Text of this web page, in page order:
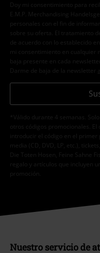
Doy mi consentimiento para
E.M.P. Merchandising
personales con el fin de
sobre su oferta. El tratamiento
de acuerdo con lo establecido en
mi consentimiento en cualquier
baja presente en cada newsletter.
Darme de baja de la newsletter
*Válido durante 4 semanas.
otros códigos promocionales.
introducir el código en el primer
media (CD, DVD, LP, etc.),
Die Toten Hosen, Feine Sahne
regalo y artículos que incluyen
promoción.
Nuestro servicio de